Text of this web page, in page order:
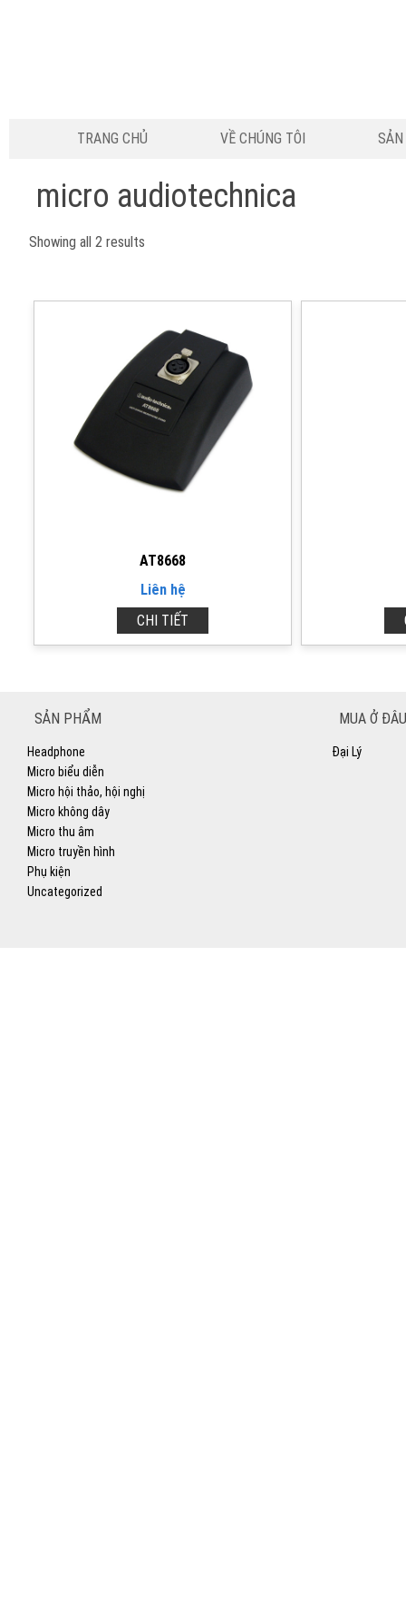
TRANG CHỦ VỀ CHÚNG TÔI
micro audiotechnica
Showing all 2 results
AT8668
Liên hệ
CHI TIẾT
SẢN PHẨM
Headphone
Micro biểu diễn
Micro hội thảo, hội nghị
Micro không dây
Micro thu âm
Micro truyền hình
Phụ kiện
Uncategorized
MUA Ở
Đại Lý